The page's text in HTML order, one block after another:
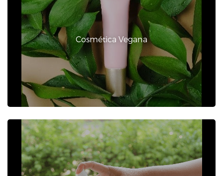
Cosmética Vegana